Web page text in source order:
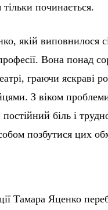
тільки починається.
якій виповнилося
Вона понад
граючи яскраві
З віком
біль і
позбутися цих
Тамара Яценко